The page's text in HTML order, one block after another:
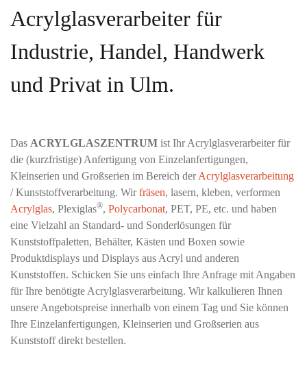
Acrylglasverarbeiter für
Industrie, Handel, Handwerk
und Privat in Ulm.
Das ACRYLGLASZENTRUM ist Ihr Acrylglasverarbeiter für
die (kurzfristige) Anfertigung von Einzelanfertigungen,
Kleinserien und Großserien im Bereich derAcrylglasverarbeitung
/ Kunststoffverarbeitung. Wirfräsen, lasern, kleben, verformen
Acrylglas, Plexiglas®, Polycarbonat, PET, PE, etc. und haben
eine Vielzahl an Standard- und Sonderlösungen für
Kunststoffpaletten, Behälter, Kästen und Boxen sowie
Produktdisplays und Displays aus Acryl und anderen
Kunststoffen. Schicken Sie uns einfach Ihre Anfrage mit Angaben
für Ihre benötigte Acrylglasverarbeitung. Wir kalkulieren Ihnen
unsere Angebotspreise innerhalb von einem Tag und Sie können
Ihre Einzelanfertigungen, Kleinserien und Großserien aus
Kunststoff direkt bestellen.